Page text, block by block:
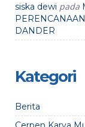
siska dewi pada
DANDER
Kategori
Berita